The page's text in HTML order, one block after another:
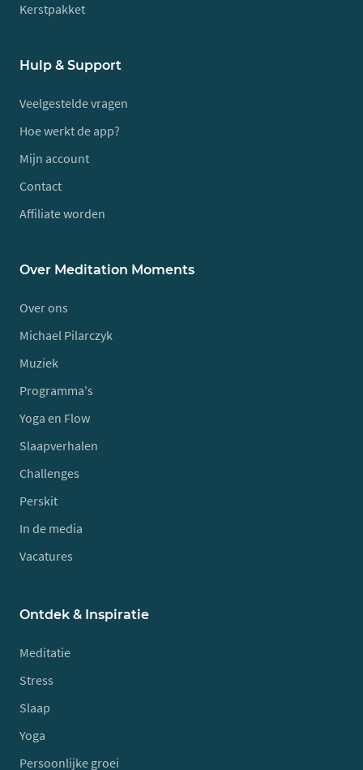
Kerstpakket
Hulp & Support
Veelgestelde vragen
Hoe werkt de app?
Mijn account
Contact
Affiliate worden
Over Meditation Moments
Over ons
Michael Pilarczyk
Muziek
Programma's
Yoga en Flow
Slaapverhalen
Challenges
Perskit
In de media
Vacatures
Ontdek & Inspiratie
Meditatie
Stress
Slaap
Yoga
Persoonlijke groei